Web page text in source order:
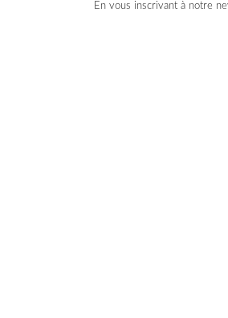
En vous inscrivant à notre